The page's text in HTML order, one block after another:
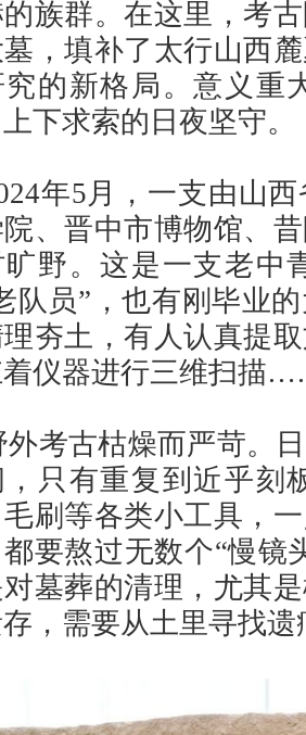
的族群。在这里，考
，填补了太行山西
究的新格局。意义重
下求索的日夜坚守。
年5月，一支由山
、晋中市博物馆、
野。这是一支老中
队员”，也有刚毕业
夯土，有人认真提
着仪器进行三维扫描
外考古枯燥而严苛。
只有重复到近乎刻
刷等各类小工具，
要熬过无数个“慢镜
墓葬的清理，尤其
，需要从土里寻找